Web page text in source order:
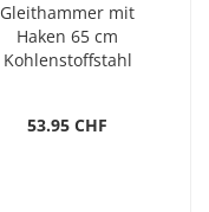
Gleithammer mit
Haken 65 cm
Kohlenstoffstahl
53.95 CHF